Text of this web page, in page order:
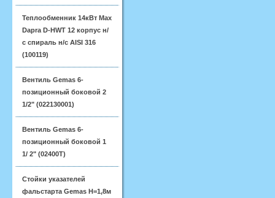
Теплообменник 14кВт Max
Dapra D-HWT 12 корпус н/
с спираль н/с AISI 316
(100119)
Вентиль Gemas 6-
позиционный боковой 2
1/2" (022130001)
Вентиль Gemas 6-
позиционный боковой 1
1/ 2" (02400T)
Стойки указателей
фальстарта Gemas H=1,8м